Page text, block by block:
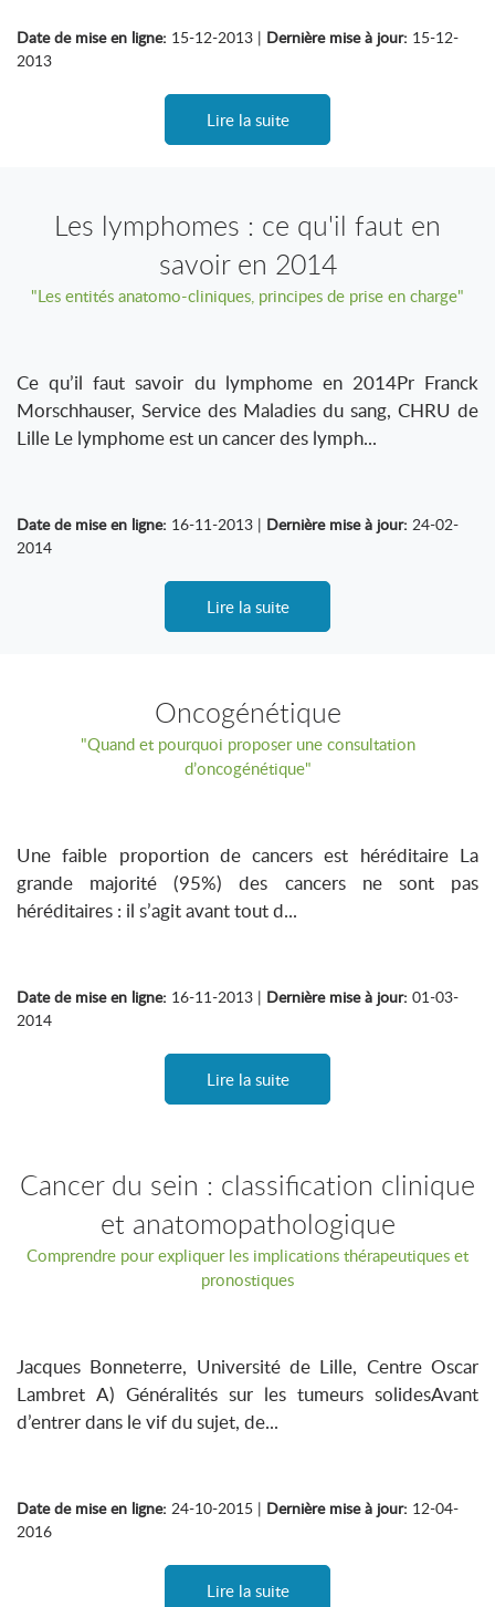
Date de mise en ligne: 15-12-2013 | Dernière mise à jour: 15-12-
2013
Lire la suite
Les lymphomes : ce qu'il faut en
savoir en 2014
"Les entités anatomo-cliniques, principes de prise en charge"
Ce qu’il faut savoir du lymphome en 2014Pr Franck
Morschhauser, Service des Maladies du sang, CHRU de
Lille Le lymphome est un cancer des lymph...
Date de mise en ligne: 16-11-2013 | Dernière mise à jour: 24-02-
2014
Lire la suite
Oncogénétique
"Quand et pourquoi proposer une consultation
d’oncogénétique"
Une faible proportion de cancers est héréditaire La
grande majorité (95%) des cancers ne sont pas
héréditaires : il s’agit avant tout d...
Date de mise en ligne: 16-11-2013 | Dernière mise à jour: 01-03-
2014
Lire la suite
Cancer du sein : classification clinique
et anatomopathologique
Comprendre pour expliquer les implications thérapeutiques et
pronostiques
Jacques Bonneterre, Université de Lille, Centre Oscar
Lambret A) Généralités sur les tumeurs solidesAvant
d’entrer dans le vif du sujet, de...
Date de mise en ligne: 24-10-2015 | Dernière mise à jour: 12-04-
2016
Lire la suite